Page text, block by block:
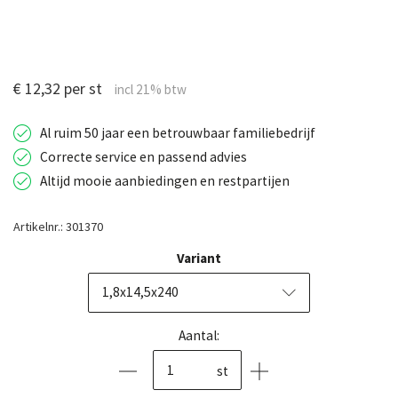
€ 12,32 per st
Al ruim 50 jaar een betrouwbaar familiebedrijf
Correcte service en passend advies
Altijd mooie aanbiedingen en restpartijen
Artikelnr.: 301370
Variant
1,8x14,5x240
Aantal:
st